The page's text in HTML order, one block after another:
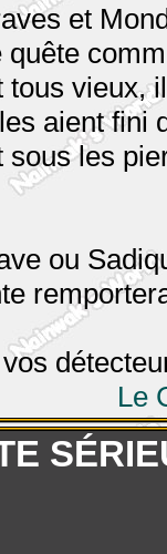
et
tous vieux,
aient fini
les
ou
Le